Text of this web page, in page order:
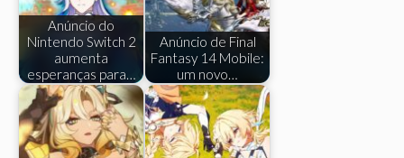
Anúncio do
Nintendo Switch 2
aumenta
esperanças para…
Anúncio de Final
Fantasy 14 Mobile:
um novo…